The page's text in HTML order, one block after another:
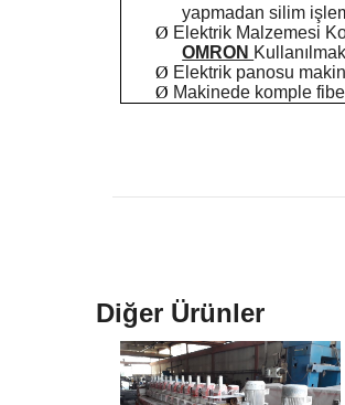
yapmadan silim
Ø Elektrik Malzemesi
OMRON
Ø Elektrik panosu
Ø Makinede komple
Diğer Ürünler